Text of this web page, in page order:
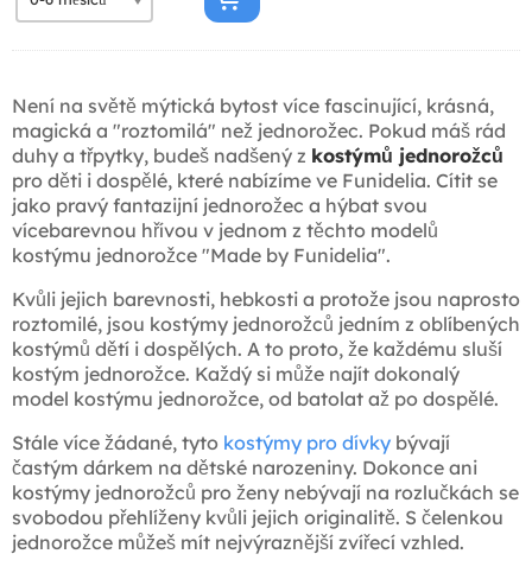
Není na světě mýtická bytost více fascinující, krásná,
magická a "roztomilá" než jednorožec. Pokud máš rád
duhy a třpytky, budeš nadšený z kostýmů jednorožců
pro děti i dospělé, které nabízíme ve Funidelia. Cítit se
jako pravý fantazijní jednorožec a hýbat svou
vícebarevnou hřívou v jednom z těchto modelů
kostýmu jednorožce "Made by Funidelia".
Kvůli jejich barevnosti, hebkosti a protože jsou naprosto
roztomilé, jsou kostýmy jednorožců jedním z oblíbených
kostýmů dětí i dospělých. A to proto, že každému sluší
kostým jednorožce. Každý si může najít dokonalý
model kostýmu jednorožce, od batolat až po dospělé.
Stále více žádané, tyto kostýmy pro dívky bývají
častým dárkem na dětské narozeniny. Dokonce ani
kostýmy jednorožců pro ženy nebývají na rozlučkách se
svobodou přehlíženy kvůli jejich originalitě. S čelenkou
jednorožce můžeš mít nejvýraznější zvířecí vzhled.